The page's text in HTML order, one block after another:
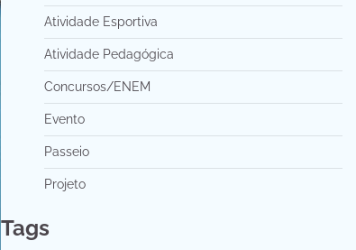
Atividade Esportiva
Atividade Pedagógica
Concursos/ENEM
Evento
Passeio
Projeto
Tags